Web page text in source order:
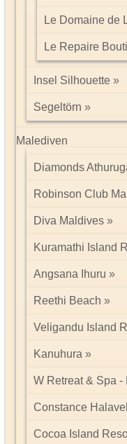
Le Domaine de
Le Repaire
Insel Silhouette
Segeltörn
Malediven
Diamonds
Robinson Club
Diva Maldives
Kuramathi Island
Angsana Ihuru
Reethi Beach
Veligandu Island
Kanuhura
W Retreat & Spa -
Constance
Cocoa Island